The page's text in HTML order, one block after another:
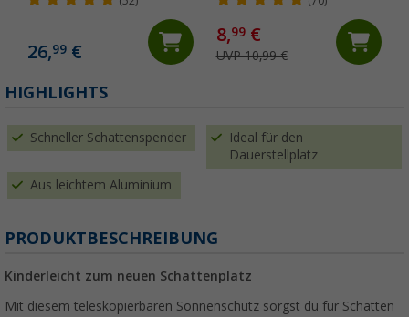
26,99 €
8,99€
UVP 10,99 €
HIGHLIGHTS
Schneller Schattenspender
Ideal für den
Dauerstellplatz
Aus leichtem Aluminium
PRODUKTBESCHREIBUNG
Kinderleicht zum neuen Schattenplatz
Mit diesem teleskopierbaren Sonnenschutz sorgst du für Schatten